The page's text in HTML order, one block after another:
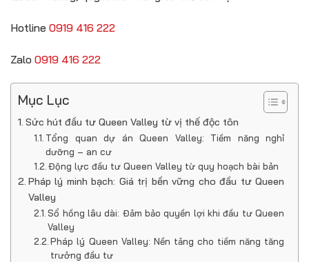
Hotline 0919 416 222
Zalo 0919 416 222
Mục Lục
Sức hút đầu tư Queen Valley từ vị thế độc tôn
Tổng quan dự án Queen Valley: Tiềm năng nghỉ
dưỡng – an cư
Động lực đầu tư Queen Valley từ quy hoạch bài bản
Pháp lý minh bạch: Giá trị bền vững cho đầu tư Queen
Valley
Sổ hồng lâu dài: Đảm bảo quyền lợi khi đầu tư Queen
Valley
Pháp lý Queen Valley: Nền tảng cho tiềm năng tăng
trưởng đầu tư